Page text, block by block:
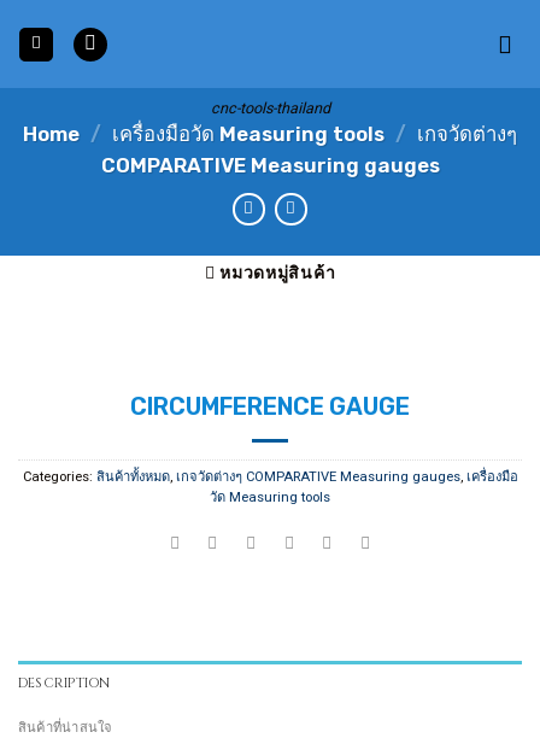
content
cnc-tools-thailand
Home / เครื่องมือวัด Measuring tools / เกจวัดต่างๆ
COMPARATIVE Measuring gauges
หมวดหมู่สินค้า
CIRCUMFERENCE GAUGE
Categories: สินค้าทั้งหมด, เกจวัดต่างๆ COMPARATIVE Measuring gauges, เครื่องมือ
วัด Measuring tools
DESCRIPTION
สินค้าที่น่าสนใจ